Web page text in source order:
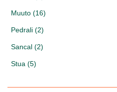
Muuto (16)
Pedrali (2)
Sancal (2)
Stua (5)